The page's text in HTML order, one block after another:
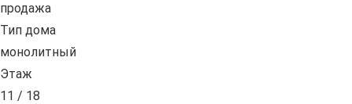
продажа
Тип дома
монолитный
Этаж
11 / 18